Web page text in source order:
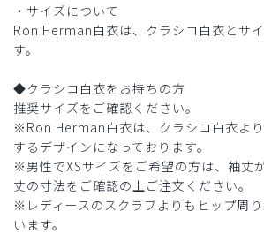
・サイズについて
Ron Herman白衣は、クラシコ白衣とサ
す。
◆クラシコ白衣をお持ちの方
推奨サイズをご確認ください。
※Ron Herman白衣は、クラシコ白衣よ
するデザインになっております。
※男性でXSサイズをご希望の方は、袖丈
丈の寸法をご確認の上ご注文ください。
※レディースのスクラブよりもヒップ周
います。